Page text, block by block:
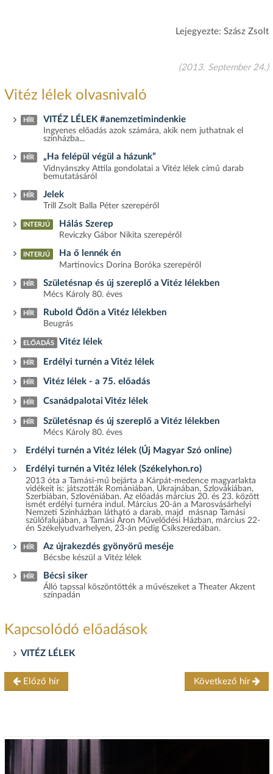
Lejegyezte: Szász Zsolt
(2013. September 24.)
Vitéz lélek olvasnivaló
HÍR VITÉZ LÉLEK #anemzetimindenkie
Ingyenes előadás azok számára, akik nem juthatnak el
színházba...
HÍR „Ha felépül végül a házunk”
Vidnyánszky Attila gondolatai a Vitéz lélek című darab
bemutatásáról
HÍR Jelek
Trill Zsolt Balla Péter szerepéről
INTERJÚ Hálás Szerep
Reviczky Gábor Nikita szerepéről
INTERJÚ Ha ő lennék én
Martinovics Dorina Boróka szerepéről
HÍR Születésnap és új szereplő a Vitéz lélekben
Mécs Károly 80. éves
HÍR Rubold Ödön a Vitéz lélekben
Beugrás
ELŐADÁS Vitéz lélek
HÍR Erdélyi turnén a Vitéz lélek
HÍR Vitéz lélek - a 75. előadás
HÍR Csanádpalotai Vitéz lélek
HÍR Születésnap és új szereplő a Vitéz lélekben
Mécs Károly 80. éves
Erdélyi turnén a Vitéz lélek (Új Magyar Szó online)
Erdélyi turnén a Vitéz lélek (Székelyhon.ro)
2013 óta a Tamási-mű bejárta a Kárpát-medence magyarlakta
vidékeit is: játszották Romániában, Ukrajnában, Szlovákiában,
Szerbiában, Szlovéniában. Az előadás március 20. és 23. között
ismét erdélyi turnéra indul. Március 20-án a Marosvásárhelyi
Nemzeti Színházban látható a darab, majd másnap Tamási
szülőfalujában, a Tamási Áron Művelődési Házban, március 22-
én Székelyudvarhelyen, 23-án pedig Csíkszeredában.
HÍR Az újrakezdés gyönyörű meséje
Bécsbe készül a Vitéz lélek
HÍR Bécsi siker
Álló tapssal köszöntötték a művészeket a Theater Akzent
színpadán
Kapcsolódó előadások
VITÉZ LÉLEK
Előző hír Következő hír